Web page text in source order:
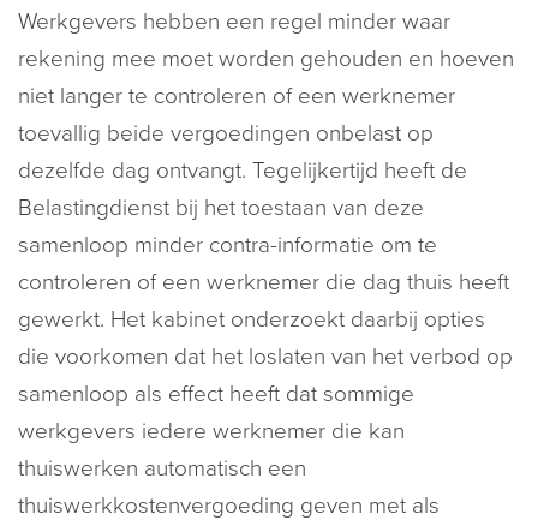
Werkgevers hebben een regel minder waar
rekening mee moet worden gehouden en hoeven
niet langer te controleren of een werknemer
toevallig beide vergoedingen onbelast op
dezelfde dag ontvangt. Tegelijkertijd heeft de
Belastingdienst bij het toestaan van deze
samenloop minder contra-informatie om te
controleren of een werknemer die dag thuis heeft
gewerkt. Het kabinet onderzoekt daarbij opties
die voorkomen dat het loslaten van het verbod op
samenloop als effect heeft dat sommige
werkgevers iedere werknemer die kan
thuiswerken automatisch een
thuiswerkkostenvergoeding geven met als